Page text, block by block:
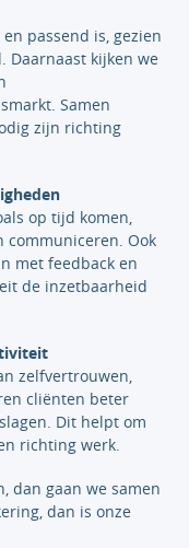
passend is, gezien
Daarnaast kijken we
Samen
zijn richting
op tijd komen,
communiceren. Ook
met feedback en
de inzetbaarheid
zelfvertrouwen,
cliënten beter
Dit helpt om
richting werk.
dan gaan we samen
dan is onze